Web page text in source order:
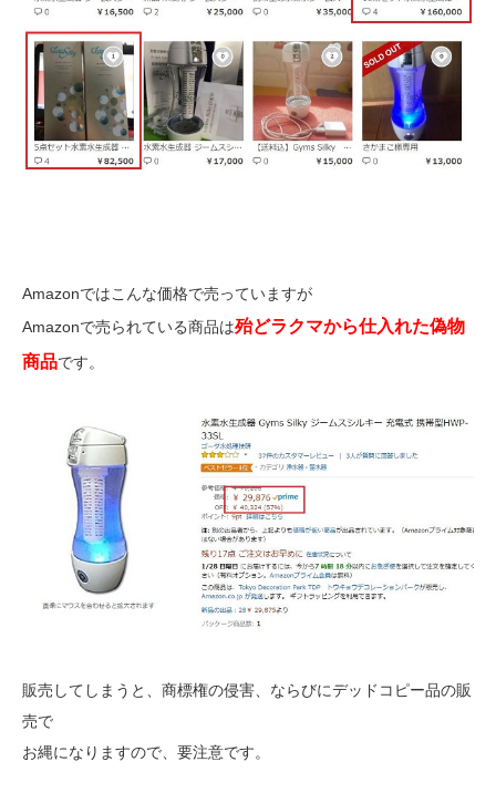
Amazonではこんな価格で売っていますが
Amazonで売られている商品は殆どラクマから仕入れた偽物
商品です。
販売してしまうと、商標権の侵害、ならびにデッドコピー品の販
売で
お縄になりますので、要注意です。